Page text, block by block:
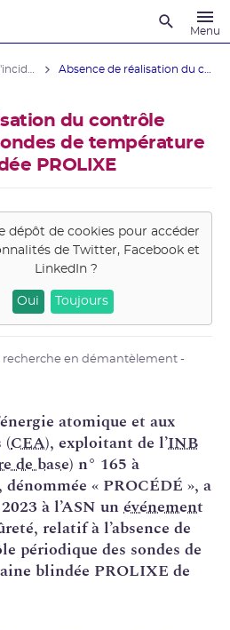
Menu
du contrôle
de température
PROLIXE
dépôt de cookies pour accéder
de Twitter, Facebook et
LinkedIn?
Oui Toujours
recherche en démantèlement -
atomique et aux
(CEA), exploitant de l’INB
de base) n° 165 à
« PROCÉDÉ », a
à l’ASN unévénement
relatif à l’absence de
périodique des sondes de
blindée PROLIXE de